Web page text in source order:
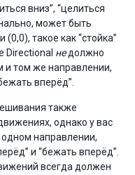
вниз”, “целиться
может быть
такое как “стойка”
Directional недолжно
и том же направлении,
вперёд”.
также
однако у вас
направлении,
и “бежать вперёд”.
всегда должен